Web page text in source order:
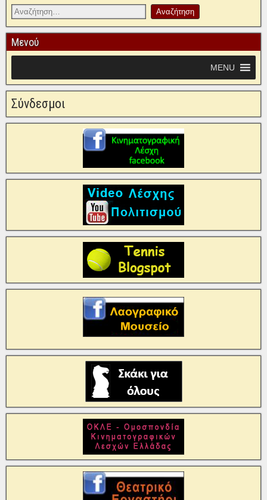
Μενού
MENU
Σύνδεσμοι